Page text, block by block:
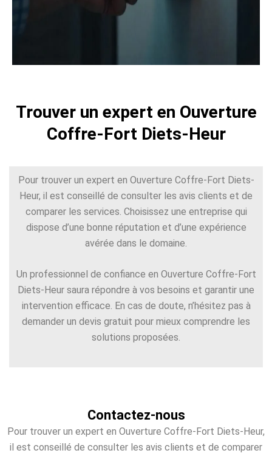
Trouver un expert en Ouverture
Coffre-Fort Diets-Heur
Pour trouver un expert en Ouverture Coffre-Fort Diets-
Heur, il est conseillé de consulter les avis clients et de
comparer les services. Choisissez une entreprise qui
dispose d’une bonne réputation et d’une expérience
avérée dans le domaine.
Un professionnel de confiance en Ouverture Coffre-Fort
Diets-Heur saura répondre à vos besoins et garantir une
intervention efficace. En cas de doute, n’hésitez pas à
demander un devis gratuit pour mieux comprendre les
solutions proposées.
Contactez-nous
Pour trouver un expert en Ouverture Coffre-Fort Diets-Heur,
il est conseillé de consulter les avis clients et de comparer